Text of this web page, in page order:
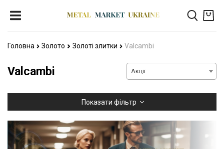
Головна Золото Золоті злитки Valcambi
Valcambi Акції
Показати фільтр